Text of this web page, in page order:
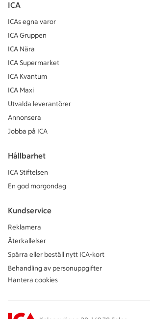
ICA
ICAs egna varor
ICA Gruppen
ICA Nära
ICA Supermarket
ICA Kvantum
ICA Maxi
Utvalda leverantörer
Annonsera
Jobba på ICA
Hållbarhet
ICA Stiftelsen
En god morgondag
Kundservice
Reklamera
Återkallelser
Spärra eller beställ nytt ICA-kort
Behandling av personuppgifter
Hantera cookies